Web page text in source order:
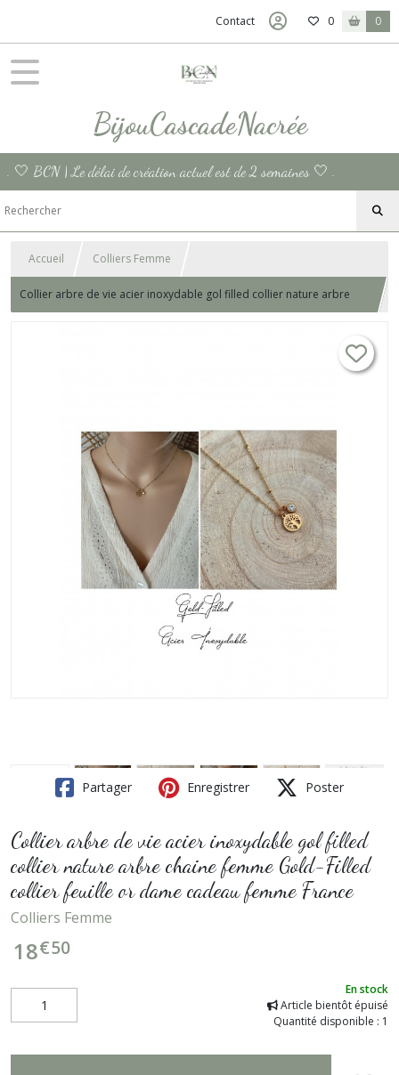
Contact 0 0
BijouCascadeNacrée
. 🤍 BCN | Le délai de création actuel est de 2 semaines 🤍 .
Accueil Colliers Femme
Collier arbre de vie acier inoxydable gol filled collier nature arbre
Partager Enregistrer Poster
Collier arbre de vie acier inoxydable gol filled
collier nature arbre chaine femme Gold-Filled
collier feuille or dame cadeau femme France
Colliers Femme
18€50
En stock
Article bientôt épuisé
Quantité disponible : 1